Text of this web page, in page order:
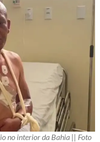
no interior da Bahia || Foto